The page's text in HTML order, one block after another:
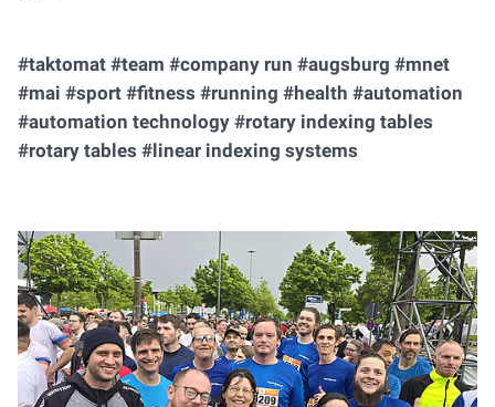
#taktomat #team #company run #augsburg #mnet
#mai #sport #fitness #running #health #automation
#automation technology #rotary indexing tables
#rotary tables #linear indexing systems